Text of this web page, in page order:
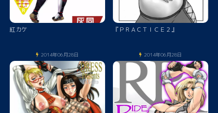
紅カケ 『ＰＲＡＣＴＩＣＥ２』
2014年06月28日 2014年06月28日